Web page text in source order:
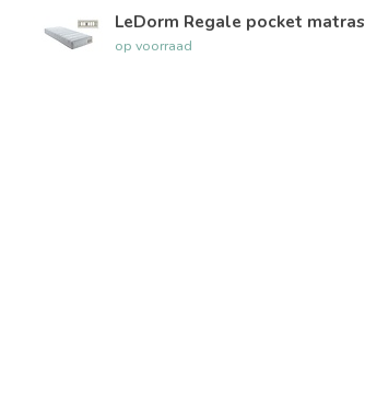
LeDorm Regale pocket matras
op voorraad